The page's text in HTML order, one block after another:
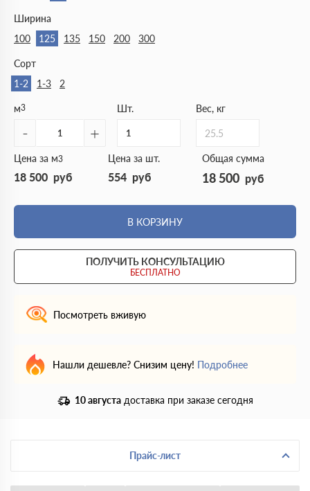
Ширина
100
125 135 150 200 300
Сорт
1-2
1-3 2
м3
- +
Шт. Вес, кг
25.5
Цена за м3
18 500 руб
Цена за шт.
554 руб
Общая сумма
18 500 руб
В КОРЗИНУ
ПОЛУЧИТЬ КОНСУЛЬТАЦИЮ
БЕСПЛАТНО
Посмотреть вживую
Нашли дешевле? Снизим цену! Подробнее
10 августа доставка при заказе сегодня
Прайс-лист